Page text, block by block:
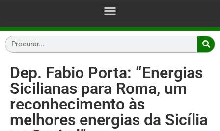
Dep. Fabio Porta: “Energias
Sicilianas para Roma, um
reconhecimento às
melhores energias da Sicília